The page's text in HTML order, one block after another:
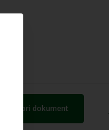
Odpri dokument